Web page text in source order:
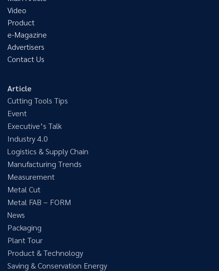
Video
Product
e-Magazine
Advertisers
Contact Us
Article
Cutting Tools Tips
Event
Executive’s Talk
Industry 4.0
Logistics & Supply Chain
Manufacturing Trends
Measurement
Metal Cut
Metal FAB – FORM
News
Packaging
Plant Tour
Product & Technology
Saving & Conservation Energy